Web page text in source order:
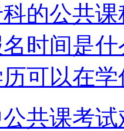
的公共
时间是
可以在
共课考